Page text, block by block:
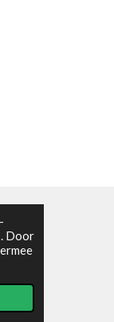
Door